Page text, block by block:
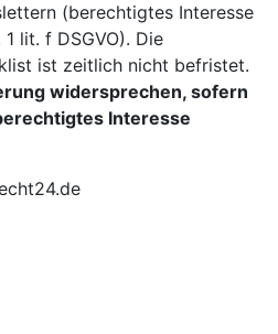
(berechtigtes Interesse
lit. f DSGVO). Die
ist zeitlich nicht befristet.
widersprechen, sofern
Interesse